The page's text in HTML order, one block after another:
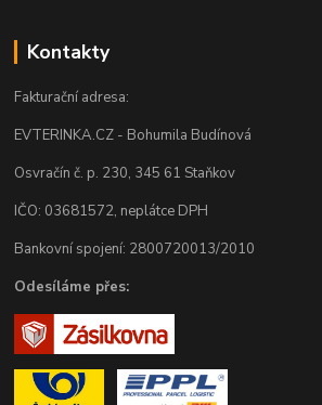
Kontakty
Fakturační adresa:
EVTERINKA.CZ - Bohumila Budínová
Osvračín č. p. 230, 345 61 Staňkov
IČO: 03681572, neplátce DPH
Bankovní spojení: 2800720013/2010
Odesíláme přes: